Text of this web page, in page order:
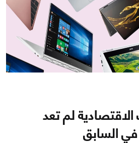
لم تعد
السابق